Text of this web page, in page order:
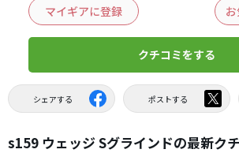
マイギアに登録
クチコミをする
シェアする ポストする
s159 ウェッジ Sグラインドの最新ク